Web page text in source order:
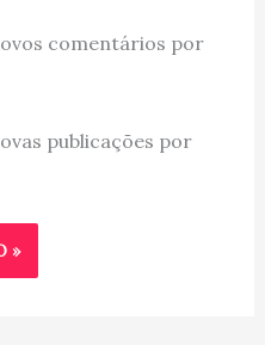
comentários por
publicações por